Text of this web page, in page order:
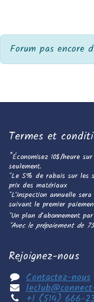
Forum pas encore
Termes et
*Économisez 10$/heure
seulement.
*Le 5% de rabais sur les
prix des matériaux
*L'inspection annuelle
suivant le premier
*Un plan d'abonnement
*Avec le prépaiement de
Rejoignez-nous
Contactez-nous
+1 (514) 666-